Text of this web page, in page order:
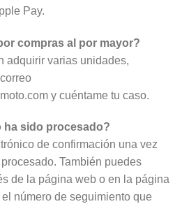
Pay.
compras al por mayor?
adquirir varias unidades,
y cuéntame tu caso.
ha sido procesado?
de confirmación una vez
También puedes
de la página web o en la página
número de seguimiento que